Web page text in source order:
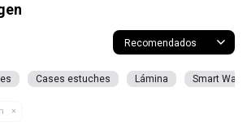
Recomendados
Cases estuches Lámina Smart